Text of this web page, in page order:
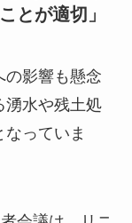
とが適切」
の影響も懸念
湧水や残土処
っていま